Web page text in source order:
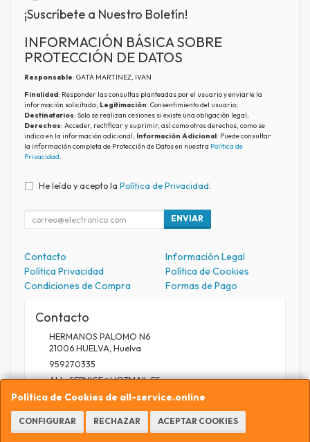
Política de Cookies de all-service.online
CONFIGURAR RECHAZAR ACEPTAR COOKIES
¡Suscríbete a Nuestro Boletín!
INFORMACIÓN BÁSICA SOBRE
PROTECCIÓN DE DATOS
Responsable: GATA MARTINEZ, IVAN
Finalidad: Responder las consultas planteadas por el usuario y enviarle la
información solicitada; Legitimación: Consentimiento del usuario;
Destinatarios: Solo se realizan cesiones si existe una obligación legal;
Derechos: Acceder, rectificar y suprimir, así como otros derechos, como se
indica en la información adicional; Información Adicional: Puede consultar
la información completa de Protección de Datos en nuestra Política de
Privacidad.
He leído y acepto la Política de Privacidad
ENVIAR
Contacto
Información Legal
Política Privacidad
Política de Cookies
Condiciones de Compra
Formas de Pago
Contacto
HERMANOS PALOMO N6
21006HUELVA Huelva
959270335
ALL_SERVICE@HOTMAIL.ES
Horario